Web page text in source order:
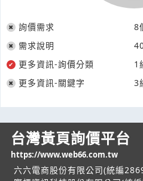
詢價需求 8
需求說明
更多資訊-詢價分類
1
更多資訊-關鍵字
3
台灣黃頁詢價平台
https://www.web66.com.tw
六六電商股份有限公司(統編